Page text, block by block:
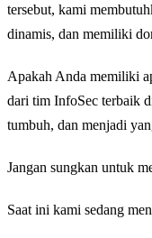
tersebut, kami
dinamis, dan memiliki
Apakah Anda memiliki
dari tim InfoSec terbaik
tumbuh, dan menjadi
Jangan sungkan untuk
Saat ini kami sedang